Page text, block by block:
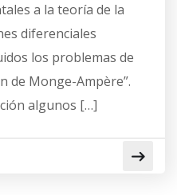
a la teoría de la
diferenciales
los problemas de
de Monge-Ampère”.
algunos […]